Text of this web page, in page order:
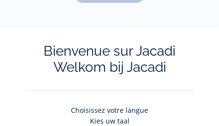
Bienvenue sur Jacadi
Welkom bij Jacadi
Choisissez votre langue
Kies uw taal